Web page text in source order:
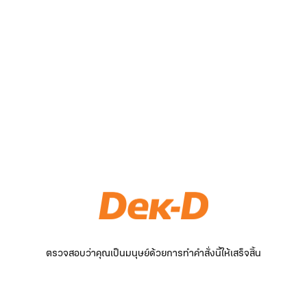
ตรวจสอบว่าคุณเป็นมนุษย์ด้วยการทำคำสั่งนี้ให้เสร็จสิ้น